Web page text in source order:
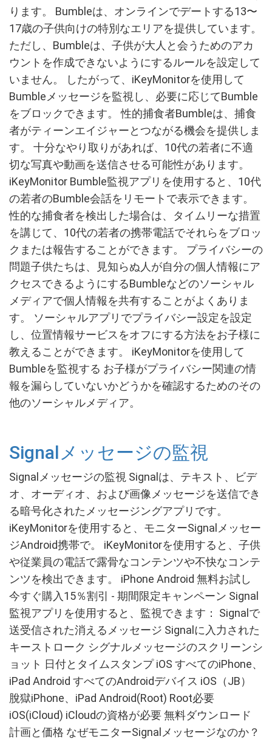
ります。 Bumbleは、オンラインでデートする13〜
17歳の子供向けの特別なエリアを提供しています。
ただし、Bumbleは、子供が大人と会うためのアカ
ウントを作成できないようにするルールを設定して
いません。 したがって、iKeyMonitorを使用して
Bumbleメッセージを監視し、必要に応じてBumble
をブロックできます。 性的捕食者Bumbleは、捕食
者がティーンエイジャーとつながる機会を提供しま
す。 十分なやり取りがあれば、10代の若者に不適
切な写真や動画を送信させる可能性があります。
iKeyMonitor Bumble監視アプリを使用すると、10代
の若者のBumble会話をリモートで表示できます。
性的な捕食者を検出した場合は、タイムリーな措置
を講じて、10代の若者の携帯電話でそれらをブロッ
クまたは報告することができます。 プライバシーの
問題子供たちは、見知らぬ人が自分の個人情報にア
クセスできるようにするBumbleなどのソーシャル
メディアで個人情報を共有することがよくありま
す。 ソーシャルアプリでプライバシー設定を設定
し、位置情報サービスをオフにする方法をお子様に
教えることができます。 iKeyMonitorを使用して
Bumbleを監視する お子様がプライバシー関連の情
報を漏らしていないかどうかを確認するためのその
他のソーシャルメディア。
Signalメッセージの監視
Signalメッセージの監視 Signalは、テキスト、ビデ
オ、オーディオ、および画像メッセージを送信でき
る暗号化されたメッセージングアプリです。
iKeyMonitorを使用すると、モニターSignalメッセー
ジAndroid携帯で。 iKeyMonitorを使用すると、子供
や従業員の電話で露骨なコンテンツや不快なコンテ
ンツを検出できます。 iPhone Android 無料お試し
今すぐ購入15％割引 - 期間限定キャンペーン Signal
監視アプリを使用すると、監視できます： Signalで
送受信された消えるメッセージ Signalに入力された
キーストローク シグナルメッセージのスクリーンシ
ョット 日付とタイムスタンプ iOS すべてのiPhone、
iPad Android すべてのAndroidデバイス iOS（JB）
脫獄iPhone、iPad Android(Root) Root必要
iOS(iCloud) iCloudの資格が必要 無料ダウンロード
計画と価格 なぜモニターSignalメッセージなのか？